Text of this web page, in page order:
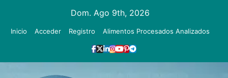
Dom. Ago 9th, 2026
Inicio Acceder Registro Alimentos Procesados Analizados